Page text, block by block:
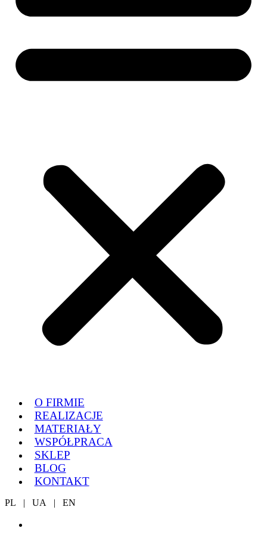
O FIRMIE
REALIZACJE
MATERIAŁY
WSPÓŁPRACA
SKLEP
BLOG
KONTAKT
PL | UA | EN